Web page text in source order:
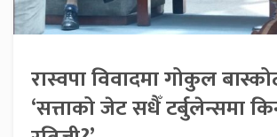
रास्वपा विवादमा गोकुल
‘सत्ताको जेट सधैँ टर्बुलेन्समा